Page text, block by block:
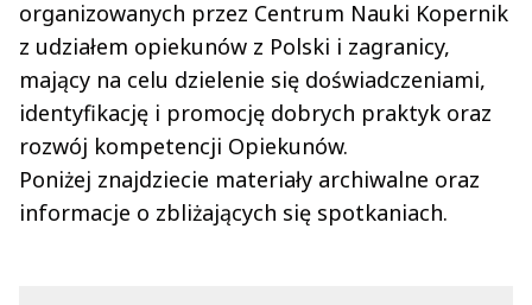
organizowanych przez Centrum Nauki Kopernik
z udziałem opiekunów z Polski i zagranicy,
mający na celu dzielenie się doświadczeniami,
identyfikację i promocję dobrych praktyk oraz
rozwój kompetencji Opiekunów.
Poniżej znajdziecie materiały archiwalne oraz
informacje o zbliżających się spotkaniach.